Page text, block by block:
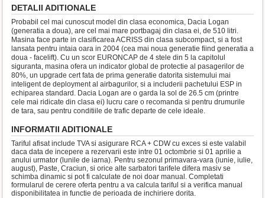
DETALII ADITIONALE
Probabil cel mai cunoscut model din clasa economica, Dacia Logan
(generatia a doua), are cel mai mare portbagaj din clasa ei, de 510 litri.
Masina face parte in clasificarea ACRISS din clasa subcompact, si a fost
lansata pentru intaia oara in 2004 (cea mai noua generatie fiind generatia a
doua - facelift). Cu un scor EURONCAP de 4 stele din 5 la capitolul
siguranta, masina ofera un indicator global de protectie al pasagerilor de
80%, un upgrade cert fata de prima generatie datorita sistemului mai
inteligent de deployment al airbagurilor, si a includerii pachetului ESP in
echiparea standard. Dacia Logan are o garda la sol de 26.5 cm (printre
cele mai ridicate din clasa ei) lucru care o recomanda si pentru drumurile
de tara, sau pentru conditiile de trafic departe de cele ideale.
INFORMATII ADITIONALE
Tariful afisat include TVA si asigurare RCA + CDW cu exces si este valabil
daca data de incepere a rezervarii este intre 01 octombrie si 01 aprilie a
anului urmator (lunile de iarna). Pentru sezonul primavara-vara (iunie, iulie,
august), Paste, Craciun, si orice alte sarbatori tarifele difera masiv se
schimba dinamic si pot fi calculate de noi doar manual. Completati
formularul de cerere oferta pentru a va calcula tariful si a verifica manual
disponibilitatea in functie de perioada de inchiriere dorita.